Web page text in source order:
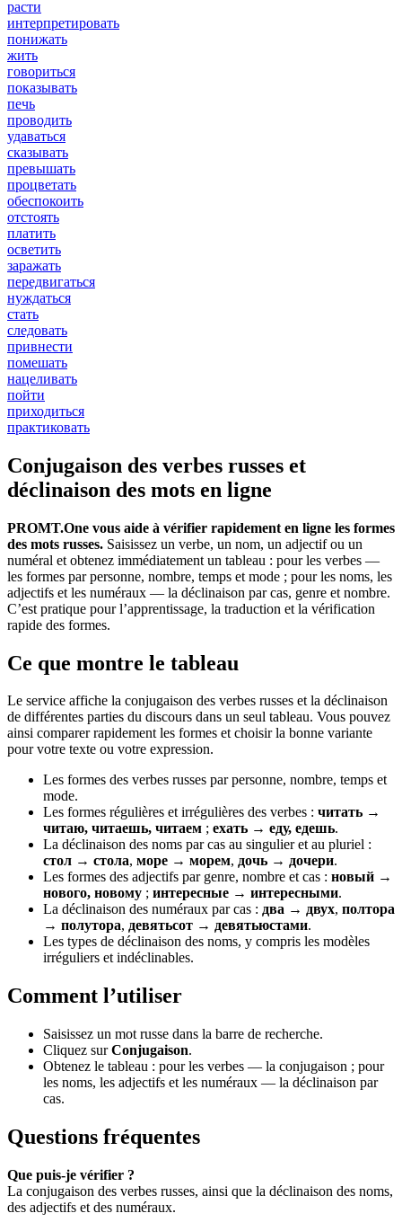
расти
интерпретировать
понижать
жить
говориться
показывать
печь
проводить
удаваться
сказывать
превышать
процветать
обеспокоить
отстоять
платить
осветить
заражать
передвигаться
нуждаться
стать
следовать
привнести
помешать
нацеливать
пойти
приходиться
практиковать
Conjugaison des verbes russes et
déclinaison des mots en ligne
PROMT.One vous aide à vérifier rapidement en ligne les formes
des mots russes. Saisissez un verbe, un nom, un adjectif ou un
numéral et obtenez immédiatement un tableau : pour les verbes —
les formes par personne, nombre, temps et mode ; pour les noms, les
adjectifs et les numéraux — la déclinaison par cas, genre et nombre.
C’est pratique pour l’apprentissage, la traduction et la vérification
rapide des formes.
Ce que montre le tableau
Le service affiche la conjugaison des verbes russes et la déclinaison
de différentes parties du discours dans un seul tableau. Vous pouvez
ainsi comparer rapidement les formes et choisir la bonne variante
pour votre texte ou votre expression.
Les formes des verbes russes par personne, nombre, temps et
mode.
Les formes régulières et irrégulières des verbes : читать →
читаю, читаешь, читаем ; ехать → еду, едешь.
La déclinaison des noms par cas au singulier et au pluriel :
стол → стола, море → морем, дочь → дочери.
Les formes des adjectifs par genre, nombre et cas : новый →
нового, новому ; интересные → интересными.
La déclinaison des numéraux par cas : два → двух, полтора
→ полутора, девятьсот → девятьюстами.
Les types de déclinaison des noms, y compris les modèles
irréguliers et indéclinables.
Comment l’utiliser
Saisissez un mot russe dans la barre de recherche.
Cliquez surConjugaison.
Obtenez le tableau : pour les verbes — la conjugaison ; pour
les noms, les adjectifs et les numéraux — la déclinaison par
cas.
Questions fréquentes
Que puis-je vérifier ?
La conjugaison des verbes russes, ainsi que la déclinaison des noms,
des adjectifs et des numéraux.